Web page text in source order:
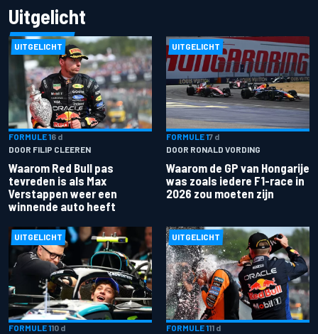
Uitgelicht
UITGELICHT
FORMULE 16 d
DOOR FILIP CLEEREN
Waarom Red Bull pas
tevreden is als Max
Verstappen weer een
winnende auto heeft
UITGELICHT
FORMULE 17 d
DOOR RONALD VORDING
Waarom de GP van Hongarije
was zoals iedere F1-race in
2026 zou moeten zijn
UITGELICHT
FORMULE 110 d
UITGELICHT
FORMULE 111 d